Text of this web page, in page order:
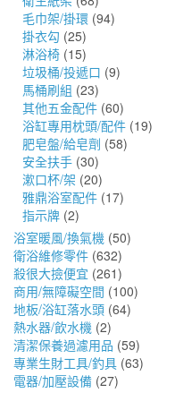
毛巾架/掛環 (94)
掛衣勾 (25)
淋浴椅 (15)
垃圾桶/投遞口 (9)
馬桶刷組 (23)
其他五金配件 (60)
浴缸專用枕頭/配件 (19)
肥皂盤/給皂劑 (58)
安全扶手 (30)
漱口杯/架 (20)
雅鼎浴室配件 (17)
指示牌 (2)
浴室暖風/換氣機 (50)
衛浴維修零件 (632)
殺很大撿便宜 (261)
商用/無障礙空間 (100)
地板/浴缸落水頭 (64)
熱水器/飲水機 (2)
清潔保養過濾用品 (59)
專業生財工具/釣具 (63)
電器/加壓設備 (27)